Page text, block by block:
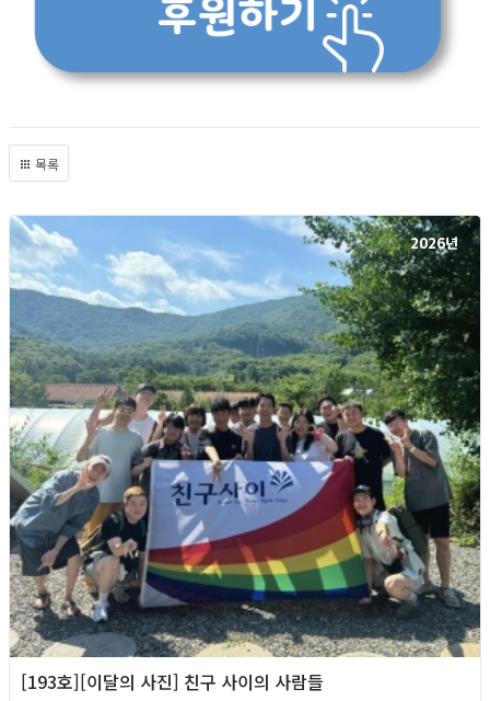
목록
2026년
[193호][이달의 사진] 친구 사이의 사람들